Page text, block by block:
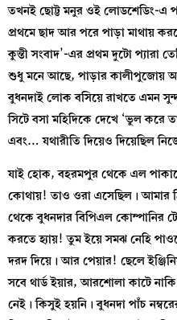
তখনই ছোট্ট মনুর ওই লোডশেডিং-এ
প্রথমে ছাদ আর পরে পাড়া মাথায়
কুন্তী সংবাদ’-এর প্রথম দুটো প্যারা
শুধু মনে আছে, পাড়ার কালীপুজোয়
বুধনদাই লোক বসিয়ে রাখতে এমন
সিটে বসা মহিদিকে দেখে ‘ভুল করে
এবং… যথারীতি দিয়েও দিয়েছিল
যাই হোক, বহরমপুর থেকে এল
কোথায়! তাও ওরা এসেছিল। আমার
থেকে বুধনদার বিপিএল কোম্পানির
করতে হ্যায়! তুম ইয়ে সমঝ নেহি
দরদ দিয়ে। আর পেয়ার! ছেলে
সবে থার্ড ইয়ার, আরশোলা কাটে
নেই। কিসুই হয়নি। বুধনদা পাঁচ